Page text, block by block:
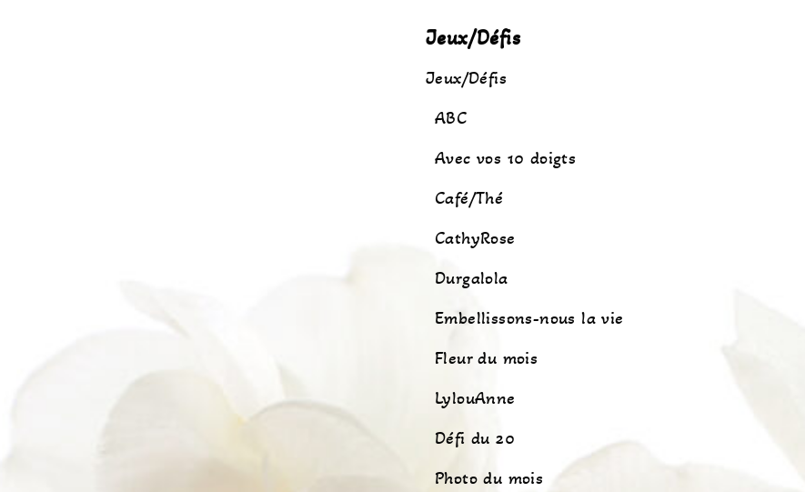
Jeux/Défis
Jeux/Défis
ABC
Avec vos 10 doigts
Café/Thé
CathyRose
Durgalola
Embellissons-nous la vie
Fleur du mois
LylouAnne
Défi du 20
Photo du mois